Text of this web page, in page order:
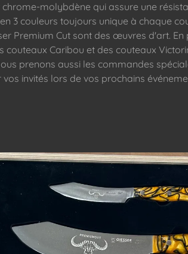
molybdène qui assure une
3 couleurs toujours unique à chaque
Premium Cut sont des œuvres d'art. En
Caribou et des couteaux
prenons aussi les commandes
invités lors de vos prochains